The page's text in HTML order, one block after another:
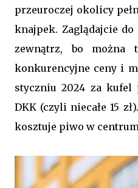
przeuroczej okolicy
knajpek. Zaglądajcie
zewnątrz, bo można
konkurencyjne ceny i
styczniu 2024 za kufel
DKK (czyli niecałe 15
kosztuje piwo w